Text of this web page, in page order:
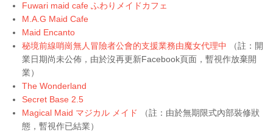
Fuwari maid cafe ふわりメイドカフェ
M.A.G Maid Cafe
Maid Encanto
秘境前線哨崗無人冒險者公會的支援業務由魔女代理中
（註：開
業日期尚未公佈，由於沒再更新Facebook頁面，暫視作放棄開
業）
The Wonderland
Secret Base 2.5
Magical Maid マジカル メイド
（註：由於無期限式內部裝修狀
態，暫視作已結業）